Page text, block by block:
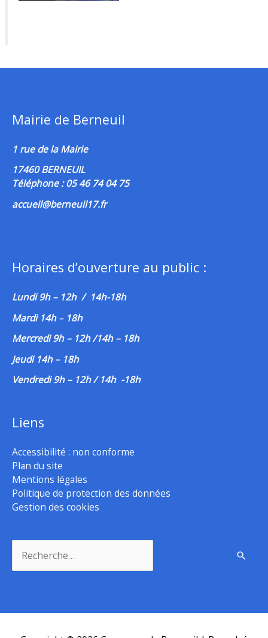
Mairie de Berneuil
1 rue de la Mairie
17460 BERNEUIL
Téléphone : 05 46 74 04 75
accueil@berneuil17.fr
Horaires d’ouverture au public :
Lundi 9h – 12h / 14h-18h
Mardi 14h– 18h
Mercredi 9h – 12h /14h – 18h
Jeudi 14h – 18h
Vendredi 9h – 12h / 14h -18h
Liens
Accessibilité : non conforme
Plan du site
Mentions légales
Politique de protection des données
Gestion des cookies